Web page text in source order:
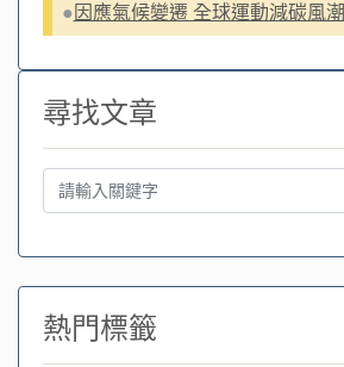
● 因應氣候變遷 全球運動減碳風潮
尋找文章
熱門標籤